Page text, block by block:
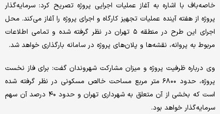
خاصه‌باف با اشاره به آغاز عملیات اجرایی پروژه تصریح کرد: سرمایه‌گذار
پروژه از هفته آینده عملیات تجهیز کارگاه و اجرای پروژه را آغاز می‌کند. محل
اجرای این طرح در منطقه ۵ تهران در نظر گرفته شده و تمامی اطلاعات
مربوط به پروانه، نقشه‌ها و پلان‌های پروژه در سامانه بارگذاری خواهد شد.
وی درباره ظرفیت پروژه و میزان مشارکت شهروندان گفت: برای فاز نخست
پروژه، حدود ۶۸۰۰ متر مربع مساحت خالص مسکونی در نظر گرفته شده
است که بخشی از آن متعلق به شهرداری تهران و حدود ۴۰ درصد آن سهم
سرمایه‌گذار خواهد بود.